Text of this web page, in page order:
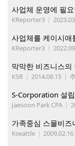
사업체 운영에 필
KReporter3 |
사업체를 케이시애
KReporter3 |
막막한 비즈니스의
KSR | 2014.08.15 |
S-Corporation 설
Jaesoon Park CPA |
가족중심 스몰비즈
Kseattle | 2009.02.16